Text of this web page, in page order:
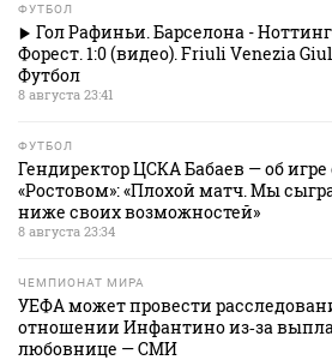
ФУТБОЛ
Гол Рафиньи. Барселона -
Форест. 1:0 (видео). Friuli Venezia
Футбол
8 августа 23:41
ФУТБОЛ
Гендиректор ЦСКА Бабаев — об игре
«Ростовом»: «Плохой матч. Мы
ниже своих возможностей»
8 августа 23:34
ЧЕМПИОНАТ МИРА
УЕФА может провести
отношении Инфантино из‑за
любовнице — СМИ